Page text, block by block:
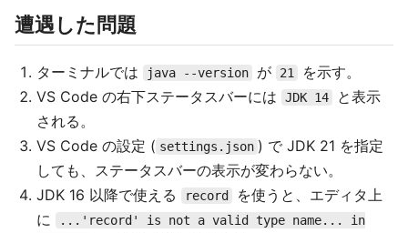
遭遇した問題
ターミナルでは java --version が 21
を示す。
VS Code の右下ステータスバーには
JDK 14
と表示
される。
VS Code の設定 ( settings.json ) で JDK 21 を指定
しても、ステータスバーの表示が変わらない。
JDK 16 以降で使える
record
を使うと、エディタ上
に
...'record' is not a valid type name... in